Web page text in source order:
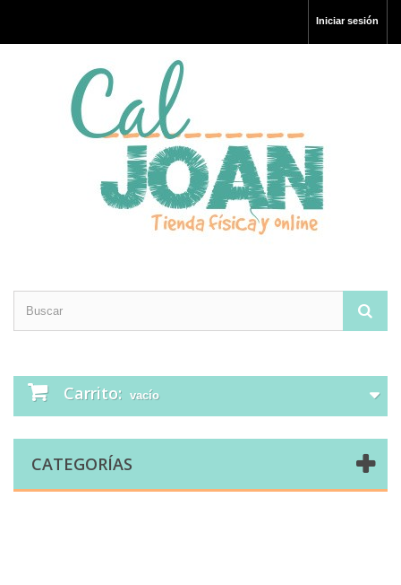
Iniciar sesión
Carrito: vacío
CATEGORÍAS